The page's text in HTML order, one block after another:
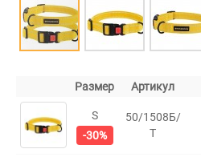
Размер Артикул
S
-30%
50/1508Б/
Т